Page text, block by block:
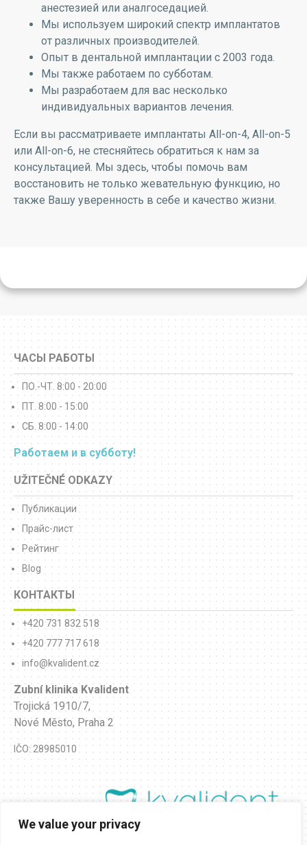
We value your privacy
анестезией или аналгоседацией.
Мы используем широкий спектр имплантатов
от различных производителей.
Опыт в дентальной имплантации с 2003 года.
Мы также работаем по субботам.
Мы разработаем для вас несколько
индивидуальных вариантов лечения.
Если вы рассматриваете имплантаты All-on-4, All-on-5
или All-on-6, не стесняйтесь обратиться к нам за
консультацией. Мы здесь, чтобы помочь вам
восстановить не только жевательную функцию, но
также Вашу уверенность в себе и качество жизни.
ЧАСЫ РАБОТЫ
ПО.-ЧТ. 8:00 - 20:00
ПТ. 8:00 - 15:00
СБ. 8:00 - 14:00
Работаем и в субботу!
UŽITEČNÉ ODKAZY
Публикации
Прайс-лист
Рейтинг
Blog
КОНТАКТЫ
+420 731 832 518
+420 777 717 618
info@kvalident.cz
Zubní klinika Kvalident
Trojická 1910/7,
Nové Město, Praha 2
IČO: 28985010